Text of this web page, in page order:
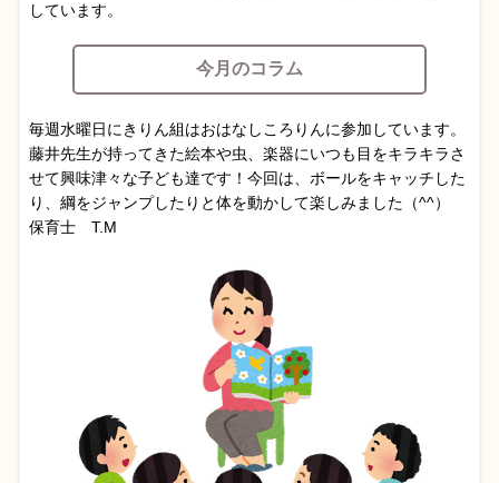
しています。
今月のコラム
毎週水曜日にきりん組はおはなしころりんに参加しています。
藤井先生が持ってきた絵本や虫、楽器にいつも目をキラキラさ
せて興味津々な子ども達です！今回は、ボールをキャッチした
り、綱をジャンプしたりと体を動かして楽しみました（^^）
保育士 T.M